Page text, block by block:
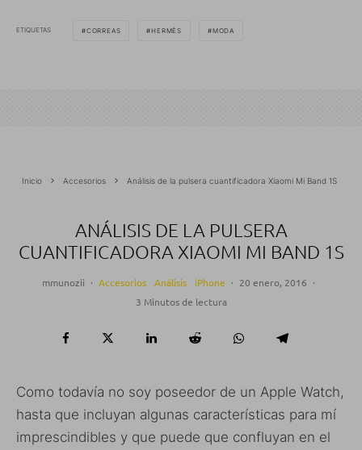
ETIQUETAS CORREAS HERMÈS MODA
Inicio Accesorios Análisis de la pulsera cuantificadora Xiaomi Mi Band 1S
ANÁLISIS DE LA PULSERA
CUANTIFICADORA XIAOMI MI BAND 1S
mmunozii · Accesorios Análisis iPhone · 20 enero, 2016 ·
3 Minutos de lectura
Como todavía no soy poseedor de un Apple Watch,
hasta que incluyan algunas características para mí
imprescindibles y que puede que confluyan en el